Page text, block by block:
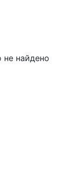
не найдено